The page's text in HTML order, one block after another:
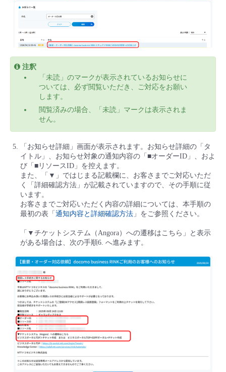
注釈
「未読」のマークが表示されているお知らせに
ついては、必ず閲覧いただき、ご対応をお願い
します。
閲覧済みの場合、「未読」マークは表示されま
せん。
「お知らせ詳細」画面が表示されます。お知らせ詳細の「タ
イトル」、お知らせ対象の通知内容の「■オーダーID」、およ
び「■リソースID」を控えます。
また、「▼」ではじまる記載欄に、お客さまでご対応いただ
く「詳細確認方法」が記載されていますので、その手順に従
います。
お客さまでご対応いただく内容の詳細については、本手順の
最初の表「 通知内容と詳細確認方法 」をご参照ください。
「▼チケットシステム（Angora）への遷移はこちら」と表示
がある場合は、次の手順6. へ進みます。